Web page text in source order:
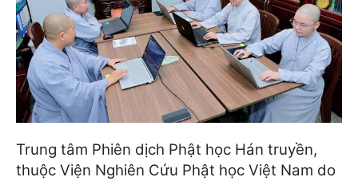
Trung tâm Phiên dịch Phật học Hán truyền,
thuộc Viện Nghiên Cứu Phật học Việt Nam do